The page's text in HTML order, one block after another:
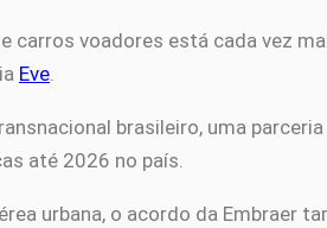
voadores está cada vez
Eve.
brasileiro, uma
até 2026 no país.
urbana, o acordo da Embraer